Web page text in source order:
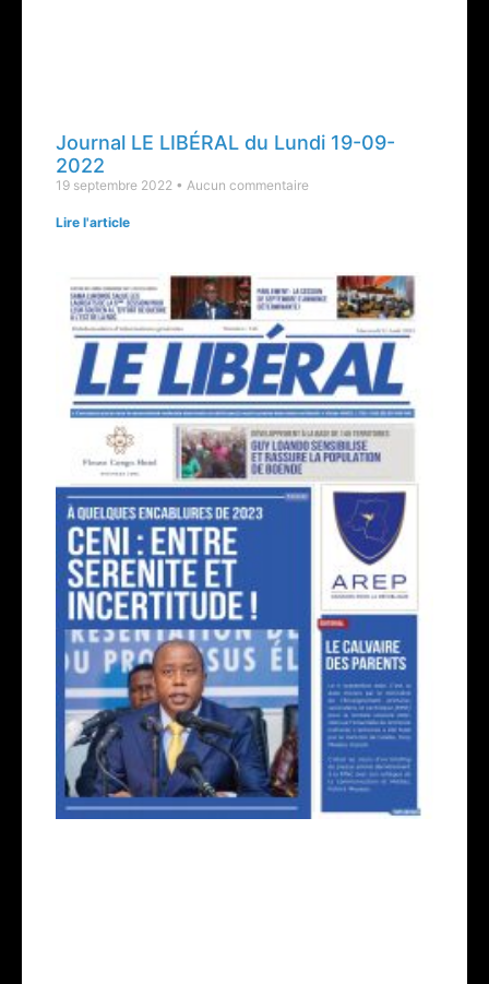
Journal LE LIBÉRAL du Lundi 19-09-
2022
19 septembre 2022 Aucun commentaire
Lire l'article